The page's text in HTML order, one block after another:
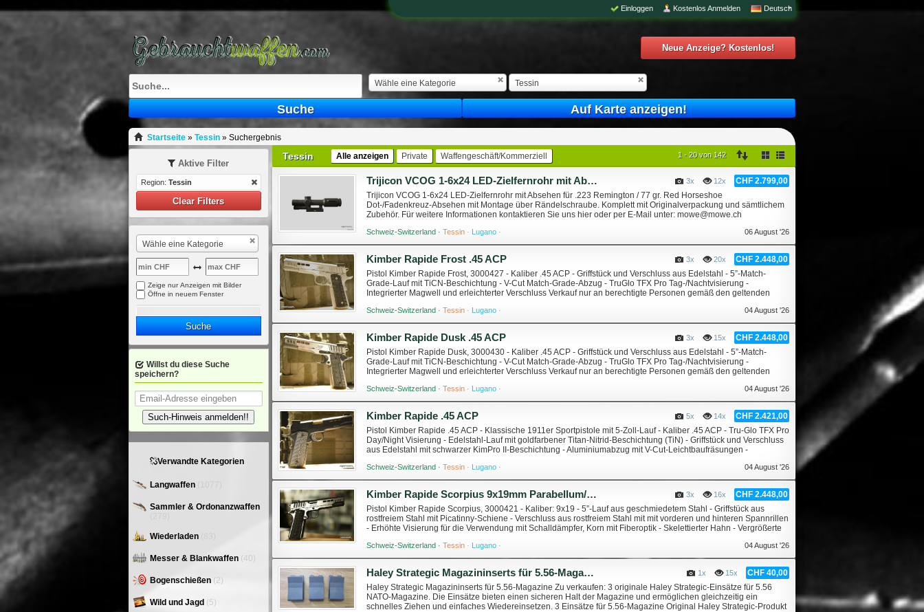
Deutsch
Kostenlos Anmelden
Einloggen
Neue Anzeige? Kostenlos!
Wähle eine Kategorie Tessin
Suche Auf Karte anzeigen!
Startseite» Tessin» Suchergebnis
Tessin Alle anzeigen Private Waffengeschäft/Kommerziell 1 - 20 von 142
Trijicon VCOG 1-6x24 LED-Zielfernrohr mit Absehen für .223 Remington / 77 gr. CHF 2.799,00
12x
3x
Trijicon VCOG 1-6x24 LED-Zielfernrohr mit Absehen für .223 Remington / 77 gr. Red Horseshoe
Dot-/Fadenkreuz-Absehen mit Montage über Rändelschraube. Komplett mit Originalverpackung und sämtlichem
Zubehör. Für weitere Informationen kontaktieren Sie uns hier oder per E-Mail unter: mowe@mowe.ch
Schweiz-Switzerland ·Tessin · Lugano · 06 August '26
Kimber Rapide Frost .45 ACP CHF 2.448,00
20x
3x
Pistol Kimber Rapide Frost, 3000427 - Kaliber .45 ACP - Griffstück und Verschluss aus Edelstahl - 5”-Match-
Grade-Lauf mit TiCN-Beschichtung - V-Cut Match-Grade-Abzug - TruGlo TFX Pro Tag-/Nachtvisierung -
Integrierter Magwell und erleichterter Verschluss Verkauf nur an berechtigte Personen gemäß den geltenden
Schweiz-Switzerland ·Tessin · Lugano · 04 August '26
Kimber Rapide Dusk .45 ACP CHF 2.448,00
15x
3x
Pistol Kimber Rapide Dusk, 3000430 - Kaliber .45 ACP - Griffstück und Verschluss aus Edelstahl - 5”-Match-
Grade-Lauf mit TiCN-Beschichtung - V-Cut Match-Grade-Abzug - TruGlo TFX Pro Tag-/Nachtvisierung -
Integrierter Magwell und erleichterter Verschluss Verkauf nur an berechtigte Personen gemäß den geltenden
Schweiz-Switzerland ·Tessin · Lugano · 04 August '26
Kimber Rapide .45 ACP CHF 2.421,00
14x
5x
Pistol Kimber Rapide .45 ACP - Klassische 1911er Sportpistole mit 5-Zoll-Lauf - Kaliber .45 ACP - Tru-Glo TFX Pro
Day/Night Visierung - Edelstahl-Lauf mit goldfarbener Titan-Nitrid-Beschichtung (TiN) - Griffstück und Verschluss
aus Edelstahl mit schwarzer KimPro II-Beschichtung - Aluminiumabzug mit V-Cut-Leichtbaufräsungen -
Schweiz-Switzerland ·Tessin · Lugano · 04 August '26
Kimber Rapide Scorpius 9x19mm Parabellum/Luger/NATO CHF 2.448,00
16x
3x
Pistol Kimber Rapide Scorpius, 3000421 - Kaliber: 9x19 - 5”-Lauf aus geschmiedetem Stahl - Griffstück aus
rostfreiem Stahl mit Picatinny-Schiene - Verschluss aus rostfreiem Stahl mit mit vorderen und hinteren Spannrillen
- Erhöhte Visierung für die Verwendung mit Schalldämpfer, Korn mit Fiberoptik - Skelettierter Hahn - Vergrößerte
Schweiz-Switzerland ·Tessin · Lugano · 04 August '26
Haley Strategic Magazininserts für 5.56-Magazine CHF 40,00
15x
1x
Haley Strategic Magazininserts für 5.56-Magazine Zu verkaufen: 3 originale Haley Strategic-Einsätze für 5.56
NATO-Magazine. Die Einsätze bieten einen sicheren Halt der Magazine und ermöglichen gleichzeitig ein
schnelles Ziehen und einfaches Wiedereinsetzen. 3 Einsätze für 5.56-Magazine Original Haley Strategic-Produkt
Aktive Filter
Region: Tessin
Clear Filters
Wähle eine Kategorie
Zeige nur Anzeigen mit Bilder
Öffne in neuem Fenster
Suche
Willst du diese Suche
speichern?
Such-Hinweis anmelden!!
Verwandte Kategorien
Langwaffen
Sammler & Ordonanzwaffen
Wiederladen
Messer & Blankwaffen (40)
Bogenschießen (2)
Wild und Jagd (5)